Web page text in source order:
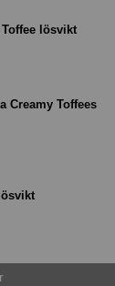
lösvikt
Creamy Toffees